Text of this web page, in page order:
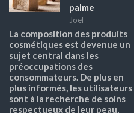
palme
Joel
La composition des produits
cosmétiques est devenue un
sujet central dans les
préoccupations des
consommateurs. De plus en
plus informés, les utilisateurs
sont à la recherche de soins
respectueux de leur peau,